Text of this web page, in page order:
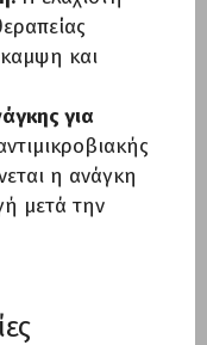
και
για
η ανάγκη
μετά την